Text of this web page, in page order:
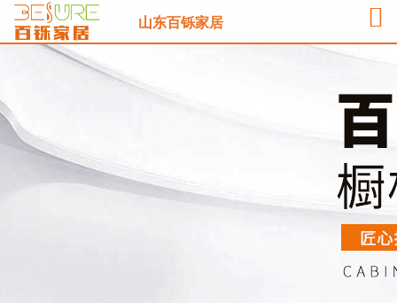
山东百铄家居